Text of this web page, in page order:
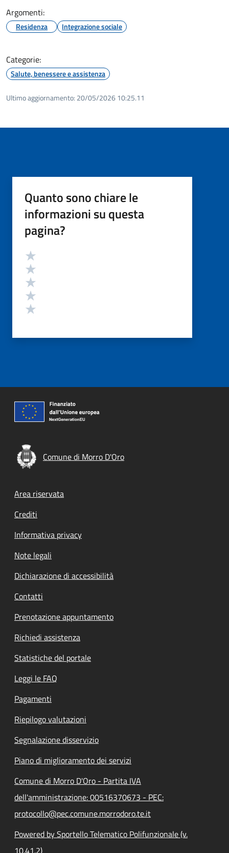
Argomenti:
Residenza Integrazione sociale
Categorie:
Salute, benessere e assistenza
Ultimo aggiornamento: 20/05/2026 10:25.11
Quanto sono chiare le
informazioni su questa
pagina?
Valutazione
Comune di Morro D'Oro
Footer menu
Area riservata
Crediti
Informativa privacy
Note legali
Dichiarazione di accessibilità
Contatti
Prenotazione appuntamento
Richiedi assistenza
Statistiche del portale
Leggi le FAQ
Pagamenti
Riepilogo valutazioni
Segnalazione disservizio
Piano di miglioramento dei servizi
Comune di Morro D'Oro - Partita IVA
dell'amministrazione: 00516370673 - PEC:
protocollo@pec.comune.morrodoro.te.it
Powered by Sportello Telematico Polifunzionale (v.
10.41.2)